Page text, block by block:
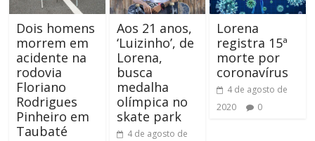
Dois homens
morrem em
acidente na
rodovia
Floriano
Rodrigues
Pinheiro em
Taubaté
Aos 21 anos,
‘Luizinho’, de
Lorena,
busca
medalha
olímpica no
skate park
4 de agosto de
Lorena
registra 15ª
morte por
coronavírus
4 de agosto de
2020
0